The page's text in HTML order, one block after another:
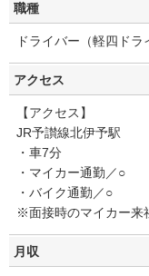
職種
ドライバー（軽四ド
アクセス
【アクセス】
JR予讃線北伊予駅
・車7分
・マイカー通勤／○
・バイク通勤／○
※面接時のマイカー来
月収